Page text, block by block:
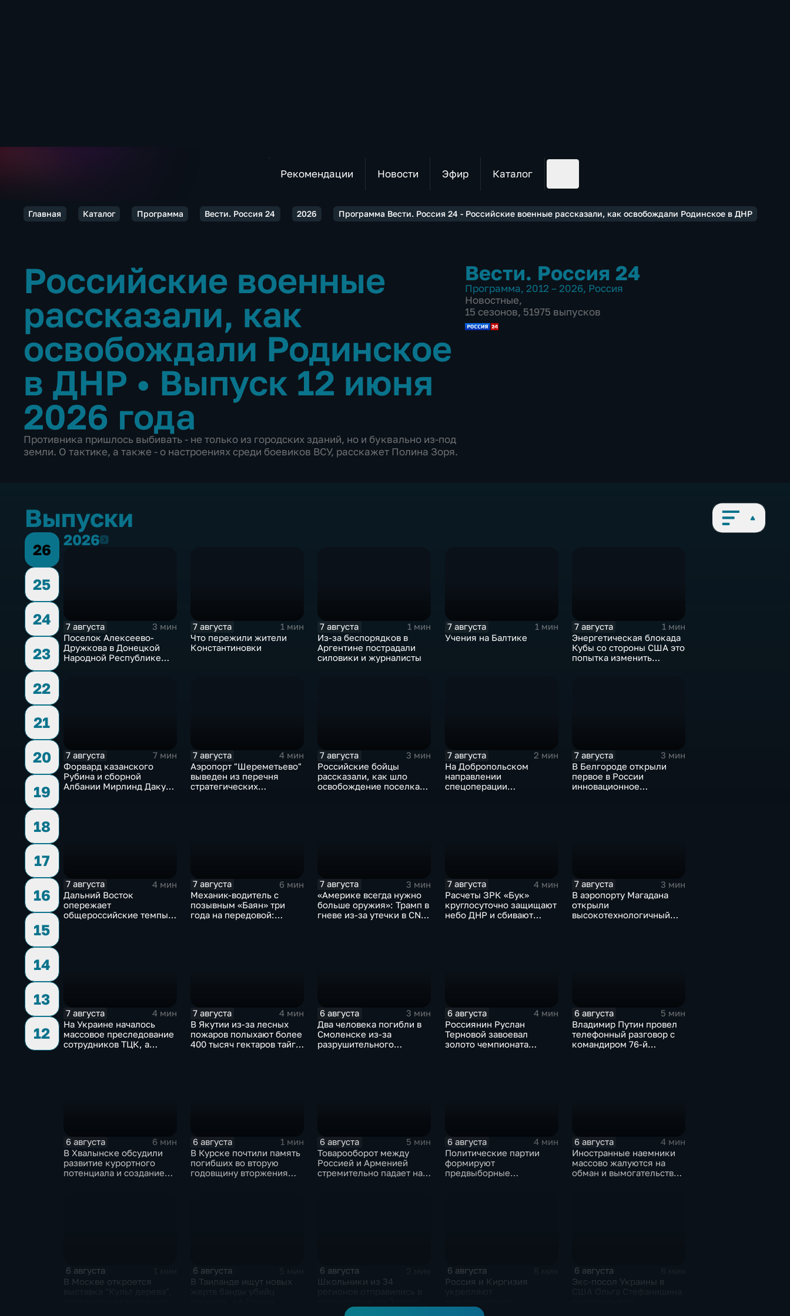
Рекомендации Новости Эфир Каталог
Главная Каталог Программа Вести. Россия 24 2026 Программа Вести. Россия 24 - Российские военные рассказали, как освобождали Родинское в ДНР
Российские военные
рассказали, как
освобождали Родинское
в ДНР • Выпуск 12 июня
2026 года
Противника пришлось выбивать - не только из городских зданий, но и буквально из-под
земли. О тактике, а также - о настроениях среди боевиков ВСУ, расскажет Полина Зоря.
Вести. Россия 24
Программа, 2012 – 2026, Россия
Новостные,
15 сезонов, 51975 выпусков
Выпуски
26
25
24
23
22
21
20
19
18
17
16
15
14
13
12
20262026
7 августа
3 мин
Поселок Алексеево-
Дружкова в Донецкой
Народной Республике
7 августа
1 мин
Что пережили жители
Константиновки
7 августа
1 мин
Из-за беспорядков в
Аргентине пострадали
силовики и журналисты
7 августа
1 мин
Учения на Балтике
7 августа
1 мин
Энергетическая блокада
Кубы со стороны США это
попытка изменить
7 августа
7 мин
Форвард казанского
Рубина и сборной
Албании Мирлинд Даку
7 августа
4 мин
Аэропорт "Шереметьево"
выведен из перечня
стратегических
7 августа
3 мин
Российские бойцы
рассказали, как шло
освобождение поселка
7 августа
2 мин
На Добропольском
направлении
спецоперации
7 августа
3 мин
В Белгороде открыли
первое в России
инновационное
7 августа
4 мин
Дальний Восток
опережает
общероссийские темпы
7 августа
6 мин
Механик-водитель с
позывным «Баян» три
года на передовой:
7 августа
3 мин
«Америке всегда нужно
больше оружия»: Трамп в
гневе из-за утечки в CNN
7 августа
4 мин
Расчеты ЗРК «Бук»
круглосуточно защищают
небо ДНР и сбивают
7 августа
3 мин
В аэропорту Магадана
открыли
высокотехнологичный
7 августа
4 мин
На Украине началось
массовое преследование
сотрудников ТЦК, а
7 августа
4 мин
В Якутии из-за лесных
пожаров полыхают более
400 тысяч гектаров тайги,
6 августа
3 мин
Два человека погибли в
Смоленске из-за
разрушительного
6 августа
4 мин
Россиянин Руслан
Терновой завоевал
золото чемпионата
6 августа
5 мин
Владимир Путин провел
телефонный разговор с
командиром 76-й
6 августа
6 мин
В Хвалынске обсудили
развитие курортного
потенциала и создание
6 августа
1 мин
В Курске почтили память
погибших во вторую
годовщину вторжения
6 августа
5 мин
Товарооборот между
Россией и Арменией
стремительно падает на
6 августа
4 мин
Политические партии
формируют
предвыборные
6 августа
4 мин
Иностранные наемники
массово жалуются на
обман и вымогательство
6 августа
В Москве откроется
6 августа
В Таиланде ищут новых
6 августа
Школьники из 34
кольцу в рамках проекта
6 августа
Россия и Киргизия
партнерство в рамках
6 августа
Экс-посол Украины в